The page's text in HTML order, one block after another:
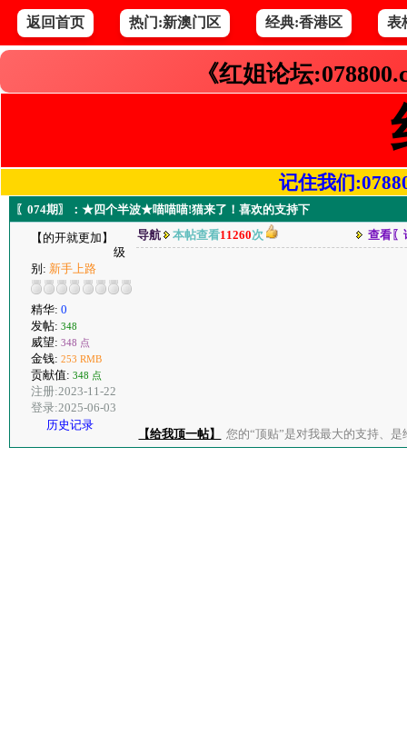
返回首页 热门:新澳门区 经典:香港区 表
《红姐论坛
记住我们
〖074期〗：★四个半波★喵喵喵!猫来了！喜欢的支持下
【的开就更加】
级
别: 新手上路
精华: 0
发帖: 348
威望: 348 点
金钱: 253 RMB
贡献值: 348 点
注册:2023-11-22
登录:2025-06-03
历史记录
导航 本帖查看11260次 查看〖
【给我顶一帖】 您的“顶贴”是对我最大的支持、